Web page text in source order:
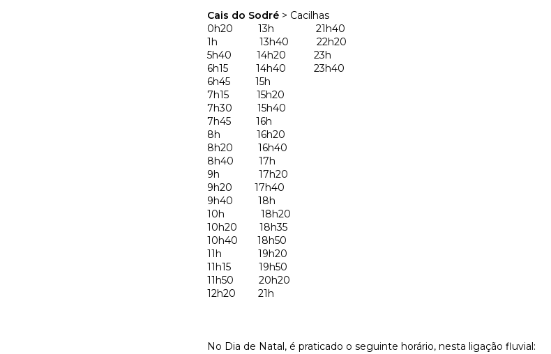
Cais do Sodré > Cacilhas
0h20 13h 21h40
1h 13h40 22h20
5h40 14h20 23h
6h15 14h40 23h40
6h45 15h
7h15 15h20
7h30 15h40
7h45 16h
8h 16h20
8h20 16h40
8h40 17h
9h 17h20
9h20 17h40
9h40 18h
10h 18h20
10h20 18h35
10h40 18h50
11h 19h20
11h15 19h50
11h50 20h20
12h20 21h
No Dia de Natal, é praticado o seguinte horário, nesta ligação fluvial: